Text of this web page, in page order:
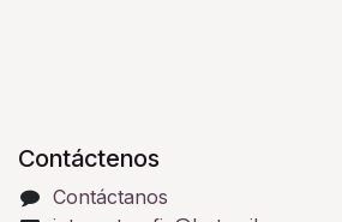
Contáctenos
Contáctanos